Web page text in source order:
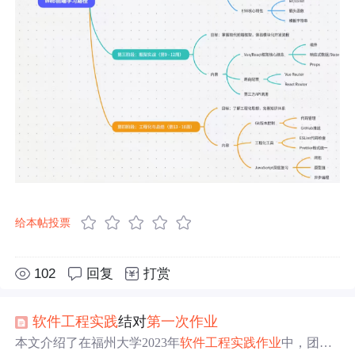
给本帖投票
102 回复 打赏
软件工程实践结对第一次作业
本文介绍了在福州大学2023年软件工程实践作业中，团队